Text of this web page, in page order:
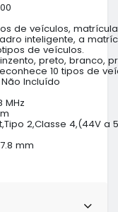
de veículos,
inteligente, a
de veículos.
preto, branco,
10 tipos de
Incluído
MHz
2,Classe 4,(44V a
mm